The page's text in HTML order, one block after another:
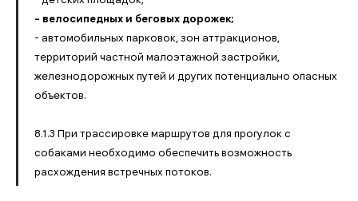
- велосипедных и беговых дорожек;
- автомобильных парковок, зон аттракционов,
территорий частной малоэтажной застройки,
железнодорожных путей и других потенциально опасных
объектов.
8.1.3 При трассировке маршрутов для прогулок с
собаками необходимо обеспечить возможность
расхождения встречных потоков.